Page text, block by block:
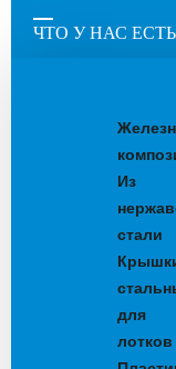
ЧТО У НАС
Из
стали
для
лотков